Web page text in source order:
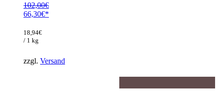
102,00€
Ursprünglicher
war:
102,00€
66,30€
Preis
ist:
18,94€
/ 1 kg
zzgl. Versand